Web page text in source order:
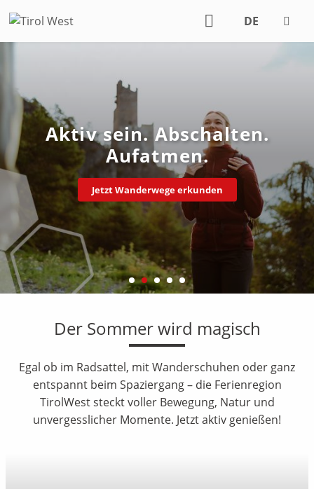
DE
Aktiv sein. Abschalten.
Aufatmen.
Jetzt Wanderwege erkunden
Der Sommer wird magisch
Egal ob im Radsattel, mit Wanderschuhen oder ganz
entspannt beim Spaziergang – die Ferienregion
TirolWest steckt voller Bewegung, Natur und
unvergesslicher Momente. Jetzt aktiv genießen!